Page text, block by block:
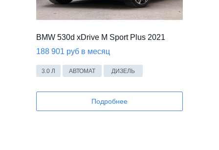
BMW 530d xDrive M Sport Plus 2021
188 901 руб в месяц
Подробнее
3.0 Л АВТОМАТ ДИЗЕЛЬ